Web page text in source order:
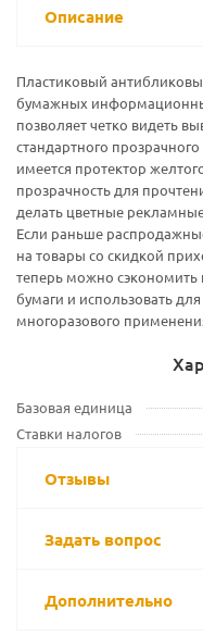
Описание
Пластиковый
бумажных
позволяет четко видеть
стандартного
имеется протектор
прозрачность для
делать цветные
Если раньше
на товары со скидкой
теперь можно сэкономить
бумаги и использовать
многоразового
Базовая единица
Ставки налогов
Отзывы
Задать вопрос
Дополнительно